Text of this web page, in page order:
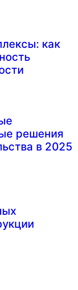
как
решения
в 2025